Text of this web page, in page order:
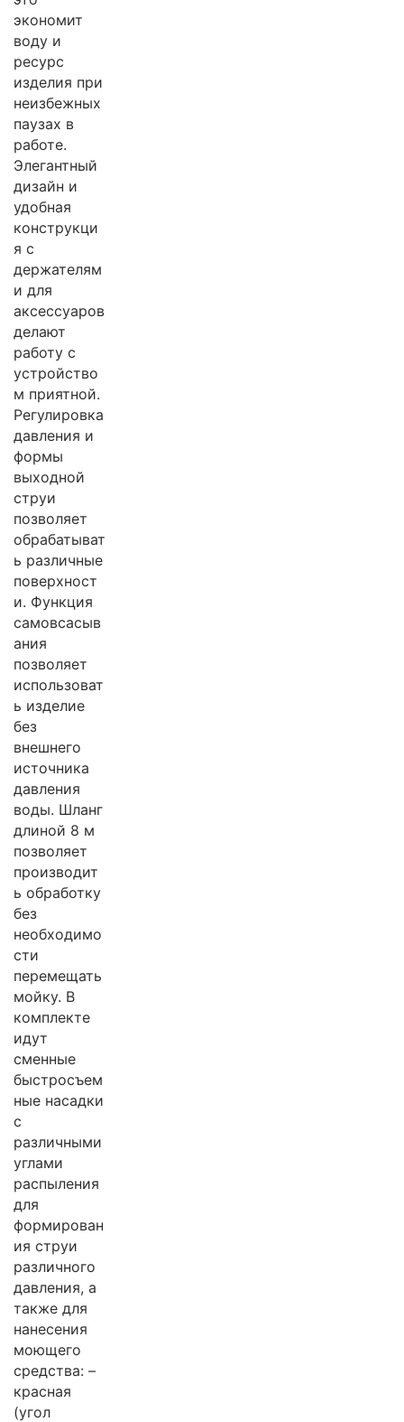
экономит
воду и
ресурс
изделия при
неизбежных
паузах в
работе.
Элегантный
дизайн и
удобная
конструкци
я с
держателям
и для
аксессуаров
делают
работу с
устройство
м приятной.
Регулировка
давления и
формы
выходной
струи
позволяет
обрабатыват
ь различные
поверхност
и. Функция
самовсасыв
ания
позволяет
использоват
ь изделие
без
внешнего
источника
давления
воды. Шланг
длиной 8 м
позволяет
производит
ь обработку
без
необходимо
сти
перемещать
мойку. В
комплекте
идут
сменные
быстросъем
ные насадки
с
различными
углами
распыления
для
формирован
ия струи
различного
давления, а
также для
нанесения
моющего
средства: –
красная
(угол